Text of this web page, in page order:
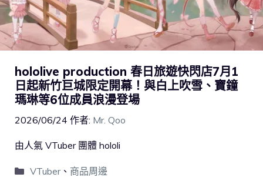
hololive production 春日旅遊快閃店7月1
日起新竹巨城限定開幕！與白上吹雪、寶鐘
瑪琳等6位成員浪漫登場
2026/06/24 作者: Mr. Qoo
由人氣 VTuber 團體 hololi
VTuber、 商品周邊